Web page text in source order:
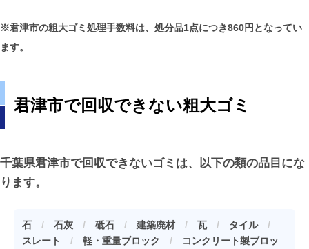
※君津市の粗大ゴミ処理手数料は、処分品1点につき860円となってい
ます。
君津市で回収できない粗大ゴミ
千葉県君津市で回収できないゴミは、以下の類の品目にな
ります。
石 / 石灰 / 砥石 / 建築廃材 / 瓦/ タイル/
スレート
/ 軽・重量ブロック /
コンクリート製ブロッ